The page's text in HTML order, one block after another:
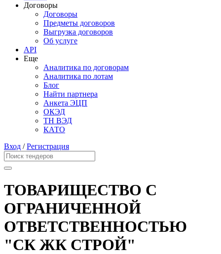
Договоры
Договоры
Предметы договоров
Выгрузка договоров
Об услуге
API
Еще
Аналитика по договорам
Аналитика по лотам
Блог
Найти партнера
Анкета ЭЦП
ОКЭД
ТН ВЭД
КАТО
Вход /Регистрация
ТОВАРИЩЕСТВО С
ОГРАНИЧЕННОЙ
ОТВЕТСТВЕННОСТЬЮ
"СК ЖК СТРОЙ"